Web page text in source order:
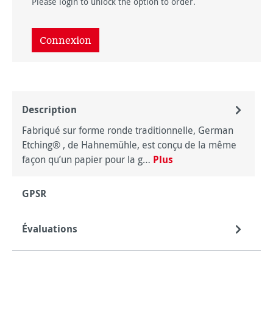
Connexion
Description
Fabriqué sur forme ronde traditionnelle, German
Etching® , de Hahnemühle, est conçu de la même
façon qu’un papier pour la g… Plus
GPSR
Évaluations